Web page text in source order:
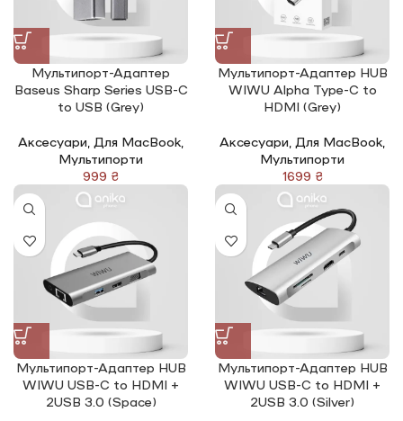
Мультипорт-Адаптер
Baseus Sharp Series USB-C
to USB (Grey)
Аксесуари Для MacBook
Мультипорти
₴
Мультипорт-Адаптер HUB
WIWU Alpha Type-C to
HDMI (Grey)
Аксесуари Для MacBook
Мультипорти
₴
Мультипорт-Адаптер HUB
WIWU USB-C to HDMI +
2USB 3.0 (Space)
Мультипорт-Адаптер HUB
WIWU USB-C to HDMI +
2USB 3.0 (Silver)